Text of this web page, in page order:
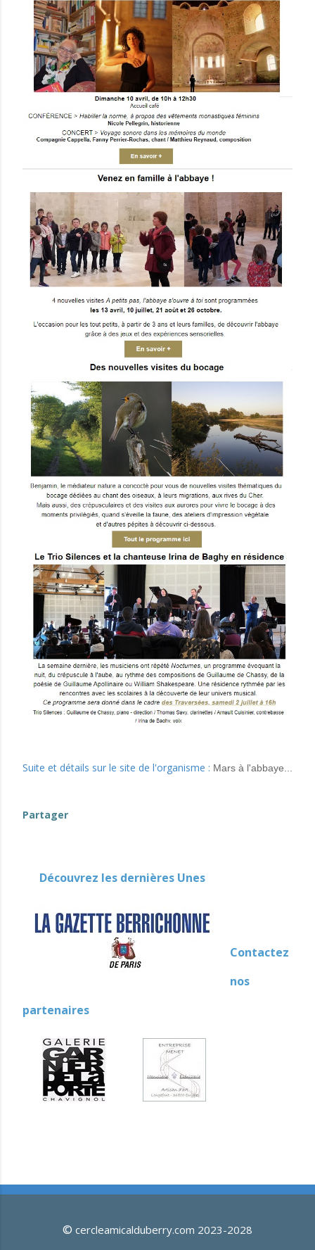
Suite et détails sur le site de l'organisme : Mars à l'abbaye...
Partager
Découvrez les dernières Unes
Contactez
nos
partenaires
© cercleamicalduberry.com 2023-2028